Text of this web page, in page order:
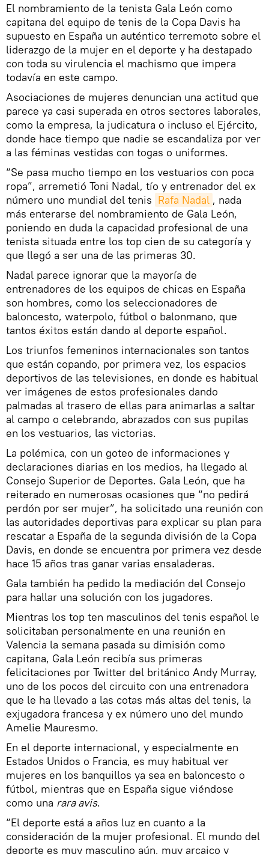
El nombramiento de la tenista Gala León como
capitana del equipo de tenis de la Copa Davis ha
supuesto en España un auténtico terremoto sobre el
liderazgo de la mujer en el deporte y ha destapado
con toda su virulencia el machismo que impera
todavía en este campo.
Asociaciones de mujeres denuncian una actitud que
parece ya casi superada en otros sectores laborales,
como la empresa, la judicatura o incluso el Ejército,
donde hace tiempo que nadie se escandaliza por ver
a las féminas vestidas con togas o uniformes.
“Se pasa mucho tiempo en los vestuarios con poca
ropa”, arremetió Toni Nadal, tío y entrenador del ex
número uno mundial del tenis Rafa Nadal , nada
más enterarse del nombramiento de Gala León,
poniendo en duda la capacidad profesional de una
tenista situada entre los top cien de su categoría y
que llegó a ser una de las primeras 30.
Nadal parece ignorar que la mayoría de
entrenadores de los equipos de chicas en España
son hombres, como los seleccionadores de
baloncesto, waterpolo, fútbol o balonmano, que
tantos éxitos están dando al deporte español.
Los triunfos femeninos internacionales son tantos
que están copando, por primera vez, los espacios
deportivos de las televisiones, en donde es habitual
ver imágenes de estos profesionales dando
palmadas al trasero de ellas para animarlas a saltar
al campo o celebrando, abrazados con sus pupilas
en los vestuarios, las victorias.
La polémica, con un goteo de informaciones y
declaraciones diarias en los medios, ha llegado al
Consejo Superior de Deportes. Gala León, que ha
reiterado en numerosas ocasiones que “no pedirá
perdón por ser mujer”, ha solicitado una reunión con
las autoridades deportivas para explicar su plan para
rescatar a España de la segunda división de la Copa
Davis, en donde se encuentra por primera vez desde
hace 15 años tras ganar varias ensaladeras.
Gala también ha pedido la mediación del Consejo
para hallar una solución con los jugadores.
Mientras los top ten masculinos del tenis español le
solicitaban personalmente en una reunión en
Valencia la semana pasada su dimisión como
capitana, Gala León recibía sus primeras
felicitaciones por Twitter del británico Andy Murray,
uno de los pocos del circuito con una entrenadora
que le ha llevado a las cotas más altas del tenis, la
exjugadora francesa y ex número uno del mundo
Amelie Mauresmo.
En el deporte internacional, y especialmente en
Estados Unidos o Francia, es muy habitual ver
mujeres en los banquillos ya sea en baloncesto o
fútbol, mientras que en España sigue viéndose
como una rara avis.
“El deporte está a años luz en cuanto a la
consideración de la mujer profesional. El mundo del
deporte es muy masculino aún, muy arcaico y